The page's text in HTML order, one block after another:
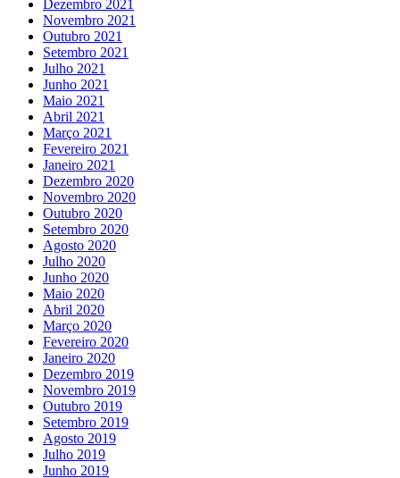
Dezembro 2021
Novembro 2021
Outubro 2021
Setembro 2021
Julho 2021
Junho 2021
Maio 2021
Abril 2021
Março 2021
Fevereiro 2021
Janeiro 2021
Dezembro 2020
Novembro 2020
Outubro 2020
Setembro 2020
Agosto 2020
Julho 2020
Junho 2020
Maio 2020
Abril 2020
Março 2020
Fevereiro 2020
Janeiro 2020
Dezembro 2019
Novembro 2019
Outubro 2019
Setembro 2019
Agosto 2019
Julho 2019
Junho 2019